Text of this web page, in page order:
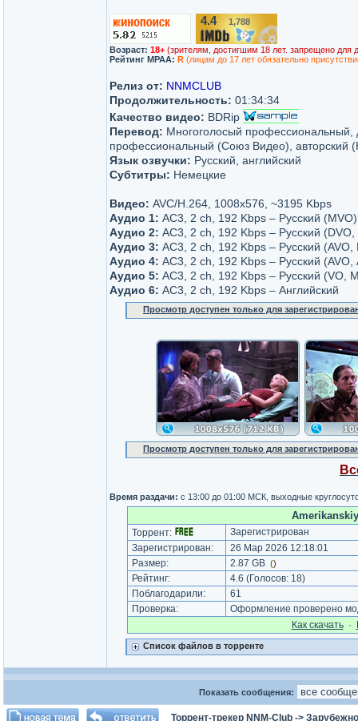
4.4/10 1,788
Возраст: 18+ (зрителям, достигшим 18 лет. запрещено для
Рейтинг MPAA: R (лицам до 17 лет обязательно
Релиз от: NNMCLUB
Продолжительность: 01:34:34
Качество видео: BDRip
Перевод: Многоголосый профессиональный,
профессиональный (Союз Видео),
Язык озвучки: Русский, английский
Субтитры: Немецкие
Видео: AVC/H.264, 1008х576, ~3195 Kbps
Аудио 1: AC3, 2 ch, 192 Kbps – Русский (MVO)
Аудио 2: AC3, 2 ch, 192 Kbps – Русский
Аудио 3: AC3, 2 ch, 192 Kbps – Русский
Аудио 4: AC3, 2 ch, 192 Kbps – Русский (AVO,
Аудио 5: AC3, 2 ch, 192 Kbps – Русский (VO,
Аудио 6: AC3, 2 ch, 192 Kbps – Английский
Просмотр доступен только для
Просмотр доступен только для
Время раздачи: с 13:00 до 01:00 МСК, выходные
Торрент:
Зарегистрирован
Зарегистрирован:
26 Мар 2026 12:18:01
Размер:
2.87 GB ()
Рейтинг: 4.6 (Голосов: 18)
Поблагодарили:
61
Проверка:
Оформление проверено
Как cкачать·
Список файлов в торренте
Показать сообщения:
Торрент-трекер NNM-Club ->